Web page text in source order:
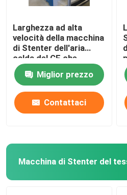
Larghezza ad alta
velocità della macchina
di Stenter dell'aria
calda del CE che
tricotta tessuto che
finisce 2400mm
Miglior prezzo
Contattaci
Macchina di Stenter del